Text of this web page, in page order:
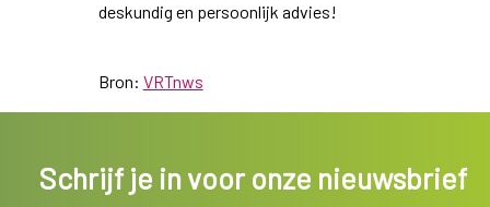
deskundig en persoonlijk advies!
Bron: VRTnws
Schrijf je in voor onze nieuwsbrief